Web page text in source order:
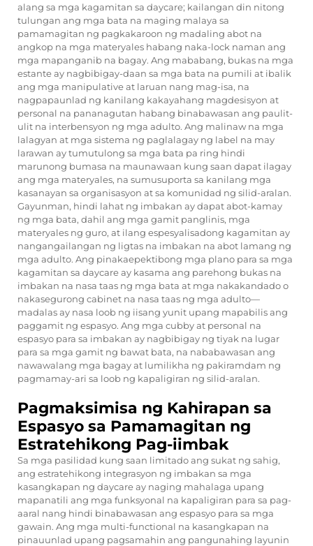
alang sa mga kagamitan sa daycare; kailangan din nitong
tulungan ang mga bata na maging malaya sa
pamamagitan ng pagkakaroon ng madaling abot na
angkop na mga materyales habang naka-lock naman ang
mga mapanganib na bagay. Ang mababang, bukas na mga
estante ay nagbibigay-daan sa mga bata na pumili at ibalik
ang mga manipulative at laruan nang mag-isa, na
nagpapaunlad ng kanilang kakayahang magdesisyon at
personal na pananagutan habang binabawasan ang paulit-
ulit na interbensyon ng mga adulto. Ang malinaw na mga
lalagyan at mga sistema ng paglalagay ng label na may
larawan ay tumutulong sa mga bata pa ring hindi
marunong bumasa na maunawaan kung saan dapat ilagay
ang mga materyales, na sumusuporta sa kanilang mga
kasanayan sa organisasyon at sa komunidad ng silid-aralan.
Gayunman, hindi lahat ng imbakan ay dapat abot-kamay
ng mga bata, dahil ang mga gamit panglinis, mga
materyales ng guro, at ilang espesyalisadong kagamitan ay
nangangailangan ng ligtas na imbakan na abot lamang ng
mga adulto. Ang pinakaepektibong mga plano para sa mga
kagamitan sa daycare ay kasama ang parehong bukas na
imbakan na nasa taas ng mga bata at mga nakakandado o
nakasegurong cabinet na nasa taas ng mga adulto—
madalas ay nasa loob ng iisang yunit upang mapabilis ang
paggamit ng espasyo. Ang mga cubby at personal na
espasyo para sa imbakan ay nagbibigay ng tiyak na lugar
para sa mga gamit ng bawat bata, na nababawasan ang
nawawalang mga bagay at lumilikha ng pakiramdam ng
pagmamay-ari sa loob ng kapaligiran ng silid-aralan.
Pagmaksimisa ng Kahirapan sa
Espasyo sa Pamamagitan ng
Estratehikong Pag-iimbak
Sa mga pasilidad kung saan limitado ang sukat ng sahig,
ang estratehikong integrasyon ng imbakan sa mga
kasangkapan ng daycare ay naging mahalaga upang
mapanatili ang mga funksyonal na kapaligiran para sa pag-
aaral nang hindi binabawasan ang espasyo para sa mga
gawain. Ang mga multi-functional na kasangkapan na
pinauunlad upang pagsamahin ang pangunahing layunin